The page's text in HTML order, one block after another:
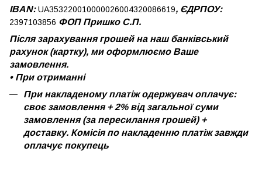
IBAN:UA353220010000026004320086619, ЄДРПОУ:
2397103856 ФОП Пришко С.П.
Після зарахування грошей на наш банківський
рахунок (картку), ми оформлюємо Ваше
замовлення.
•При отриманні
При накладеному платіж одержувач оплачує:
своє замовлення + 2% від загальної суми
замовлення (за пересилання грошей) +
доставку. Комісія по накладенню платіж завжди
оплачує покупець